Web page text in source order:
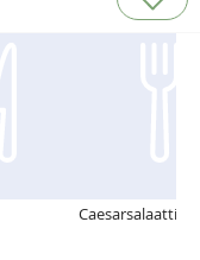
Caesarsalaatti